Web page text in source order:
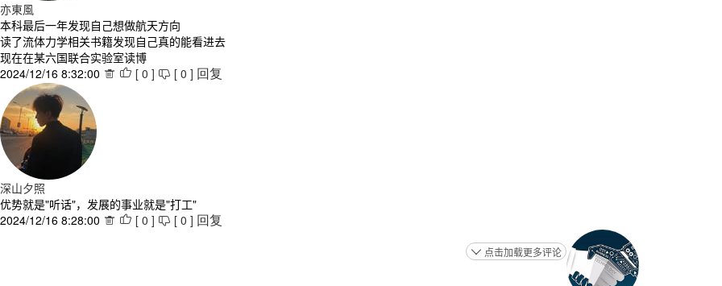
亦東風
本科最后一年发现自己想做航天方向
读了流体力学相关书籍发现自己真的能看进去
现在在某六国联合实验室读博
2024/12/16 8:32:00   [ 0 ]  [ 0 ] 回复
深山夕照
优势就是"听话"，发展的事业就是"打工"
2024/12/16 8:28:00   [ 0 ]  [ 0 ] 回复
 点击加载更多评论